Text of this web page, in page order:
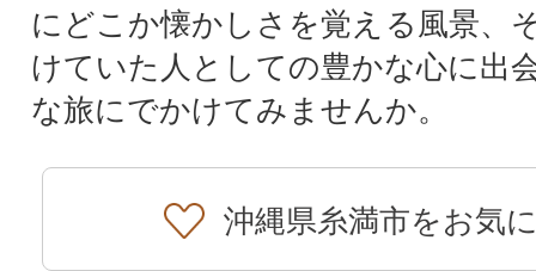
にどこか懐かしさを覚える風景、
けていた人としての豊かな心に出
な旅にでかけてみませんか。
沖縄県糸満市をお気